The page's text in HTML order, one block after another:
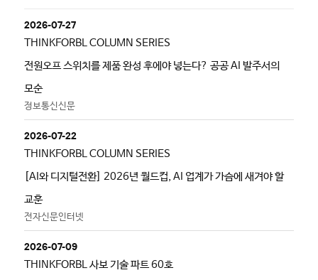
2026-07-27
THINKFORBL COLUMN SERIES
전원오프 스위치를 제품 완성 후에야 넣는다? 공공 AI 발주서의
모순
정보통신신문
2026-07-22
THINKFORBL COLUMN SERIES
[AI와 디지털전환] 2026년 월드컵, AI 업계가 가슴에 새겨야 할
교훈
전자신문인터넷
2026-07-09
THINKFORBL 사보 기술 파트 60호